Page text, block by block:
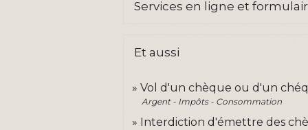
Services en ligne et
Et aussi
Vol d'un chèque ou d'un
Argent - Impôts - Consommation
Interdiction d'émettre des